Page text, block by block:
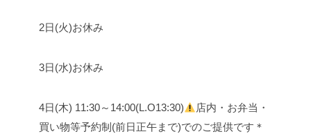
2日(火)お休み
3日(水)お休み
4日(木) 11:30～14:00(L.O13:30)
店内・お弁当・
買い物等予約制(前日正午まで)でのご提供です ＊